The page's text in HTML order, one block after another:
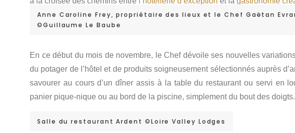
Anne Caroline Frey, propriétaire des lieux et le Chef Gaëtan
©Guillaume Le Baube
En ce début du mois de novembre, le Chef dévoile ses nouvelles
du potager de l’hôtel et de produits soigneusement sélectionnés auprès
savourer au cours d’un dîner assis à la table du restaurant ou servi en
panier pique-nique ou au bord de la piscine, simplement du bout des doigts.
Salle du restaurant Ardent ©Loire Valley Lodges